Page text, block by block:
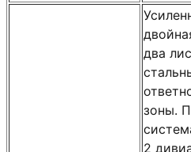
два
зоны.
2